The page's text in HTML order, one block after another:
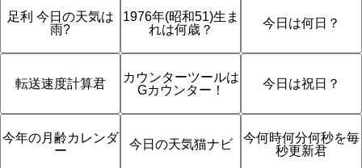
足利 今日の天気は
雨?
1976年(昭和51)生ま
れは何歳？
今日は何日？
転送速度計算君
カウンターツールは
Gカウンター！
今日は祝日？
今年の月齢カレンダ
ー
今日の天気猫ナビ
今何時何分何秒を毎
秒更新君